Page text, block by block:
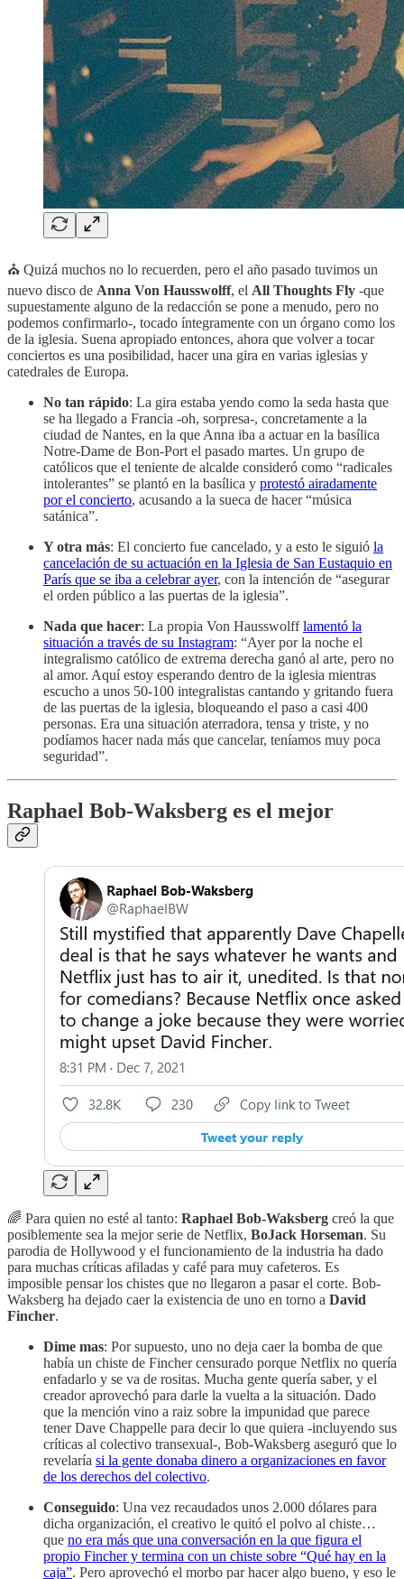
⛪ Quizá muchos no lo recuerden, pero el año pasado tuvimos un
nuevo disco de Anna Von Hausswolff, el All Thoughts Fly -que
supuestamente alguno de la redacción se pone a menudo, pero no
podemos confirmarlo-, tocado íntegramente con un órgano como los
de la iglesia. Suena apropiado entonces, ahora que volver a tocar
conciertos es una posibilidad, hacer una gira en varias iglesias y
catedrales de Europa.
No tan rápido: La gira estaba yendo como la seda hasta que
se ha llegado a Francia -oh, sorpresa-, concretamente a la
ciudad de Nantes, en la que Anna iba a actuar en la basílica
Notre-Dame de Bon-Port el pasado martes. Un grupo de
católicos que el teniente de alcalde consideró como “radicales
intolerantes” se plantó en la basílica y protestó airadamente
por el concierto, acusando a la sueca de hacer “música
satánica”.
Y otra más: El concierto fue cancelado, y a esto le siguió la
cancelación de su actuación en la Iglesia de San Eustaquio en
París que se iba a celebrar ayer, con la intención de “asegurar
el orden público a las puertas de la iglesia”.
Nada que hacer: La propia Von Hausswolfflamentó la
situación a través de su Instagram: “Ayer por la noche el
integralismo católico de extrema derecha ganó al arte, pero no
al amor. Aquí estoy esperando dentro de la iglesia mientras
escucho a unos 50-100 integralistas cantando y gritando fuera
de las puertas de la iglesia, bloqueando el paso a casi 400
personas. Era una situación aterradora, tensa y triste, y no
podíamos hacer nada más que cancelar, teníamos muy poca
seguridad”.
Raphael Bob-Waksberg es el mejor
🌈 Para quien no esté al tanto: Raphael Bob-Waksberg creó la que
posiblemente sea la mejor serie de Netflix, BoJack Horseman. Su
parodia de Hollywood y el funcionamiento de la industria ha dado
para muchas críticas afiladas y café para muy cafeteros. Es
imposible pensar los chistes que no llegaron a pasar el corte. Bob-
Waksberg ha dejado caer la existencia de uno en torno a David
Fincher.
Dime mas: Por supuesto, uno no deja caer la bomba de que
había un chiste de Fincher censurado porque Netflix no quería
enfadarlo y se va de rositas. Mucha gente quería saber, y el
creador aprovechó para darle la vuelta a la situación. Dado
que la mención vino a raiz sobre la impunidad que parece
tener Dave Chappelle para decir lo que quiera -incluyendo sus
críticas al colectivo transexual-, Bob-Waksberg aseguró que lo
revelaría si la gente donaba dinero a organizaciones en favor
de los derechos del colectivo.
Conseguido: Una vez recaudados unos 2.000 dólares para
dicha organización, el creativo le quitó el polvo al chiste…
que no era más que una conversación en la que figura el
propio Fincher y termina con un chiste sobre “Qué hay en la
caja”. Pero aprovechó el morbo par hacer algo bueno, y eso le